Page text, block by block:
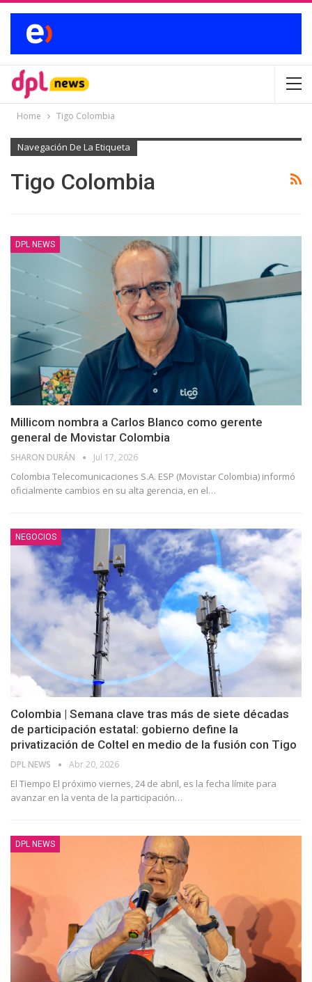
Home Tigo Colombia
Navegación De La Etiqueta
Tigo Colombia
DPL NEWS
Millicom nombra a Carlos Blanco como gerente
general de Movistar Colombia
SHARON DURÁN Jul 17, 2026
Colombia Telecomunicaciones S.A. ESP (Movistar Colombia) informó
oficialmente cambios en su alta gerencia, en el…
NEGOCIOS
Colombia | Semana clave tras más de siete décadas
de participación estatal: gobierno define la
privatización de Coltel en medio de la fusión con Tigo
DPL NEWS Abr 20, 2026
El Tiempo El próximo viernes, 24 de abril, es la fecha límite para
avanzar en la venta de la participación…
DPL NEWS